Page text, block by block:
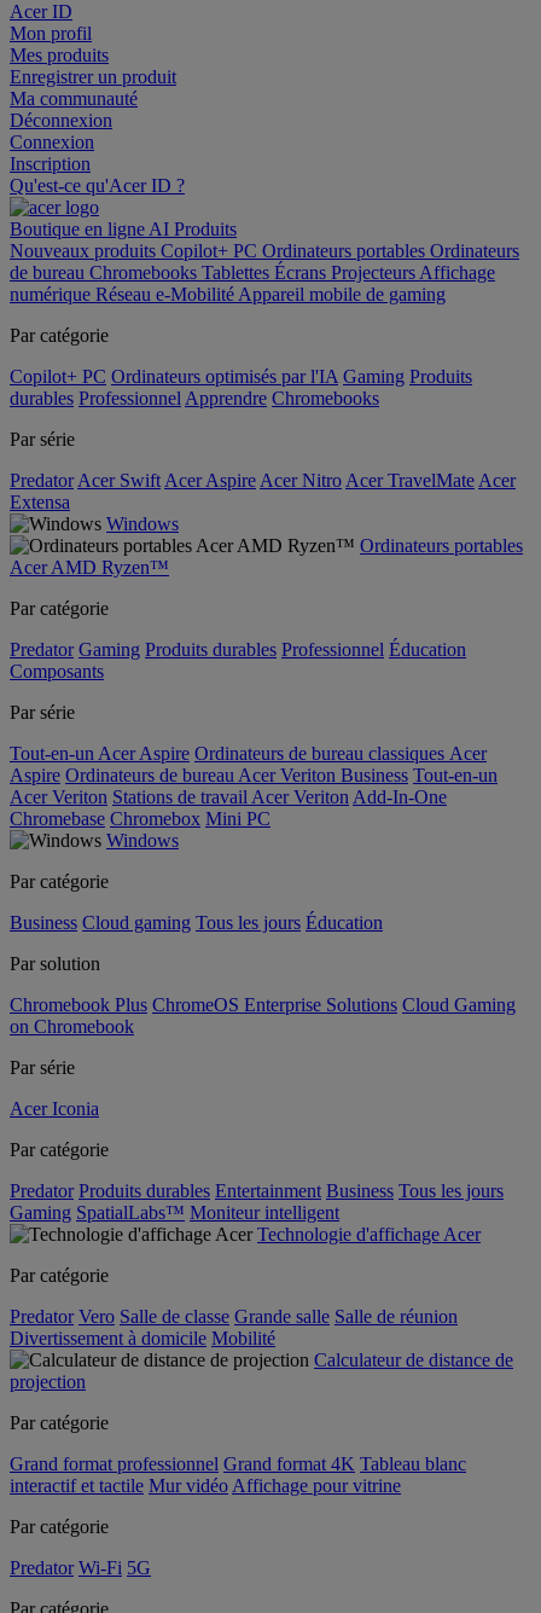
Acer ID
Mon profil
Mes produits
Enregistrer un produit
Ma communauté
Déconnexion
Connexion
Inscription
Qu'est-ce qu'Acer ID ?
Boutique en ligne AI Produits
Nouveaux produits Copilot+ PC Ordinateurs portables Ordinateurs
de bureau Chromebooks Tablettes Écrans Projecteurs Affichage
numérique Réseau e-Mobilité Appareil mobile de gaming
Par catégorie
Copilot+ PC Ordinateurs optimisés par l'IA Gaming Produits
durables Professionnel Apprendre Chromebooks
Par série
Predator Acer Swift Acer Aspire Acer Nitro Acer TravelMate Acer
Extensa
Windows
Ordinateurs portables
Acer AMD Ryzen™
Par catégorie
Predator Gaming Produits durables Professionnel Éducation
Composants
Par série
Tout-en-un Acer Aspire Ordinateurs de bureau classiques Acer
Aspire Ordinateurs de bureau Acer Veriton Business Tout-en-un
Acer Veriton Stations de travail Acer Veriton Add-In-One
Chromebase Chromebox Mini PC
Windows
Par catégorie
Business Cloud gaming Tous les jours Éducation
Par solution
Chromebook Plus ChromeOS Enterprise Solutions Cloud Gaming
on Chromebook
Par série
Acer Iconia
Par catégorie
Predator Produits durables Entertainment Business Tous les jours
Gaming SpatialLabs™ Moniteur intelligent
Technologie d'affichage Acer
Par catégorie
Predator Vero Salle de classe Grande salle Salle de réunion
Divertissement à domicile Mobilité
Calculateur de distance de
projection
Par catégorie
Grand format professionnel Grand format 4K Tableau blanc
interactif et tactile Mur vidéo Affichage pour vitrine
Par catégorie
Predator Wi-Fi 5G
Par catégorie